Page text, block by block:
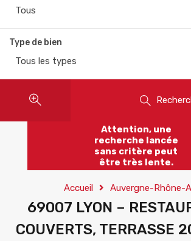
Tous
Type de bien
Tous les types
Attention, une
recherche lancée
sans critère peut
être très lente.
Accueil Auvergne-Rhône-
69007 LYON –
COUVERTS, TERRASSE